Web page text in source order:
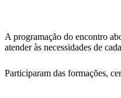
A programação do encontro
atender às necessidades de
Participaram das formações,